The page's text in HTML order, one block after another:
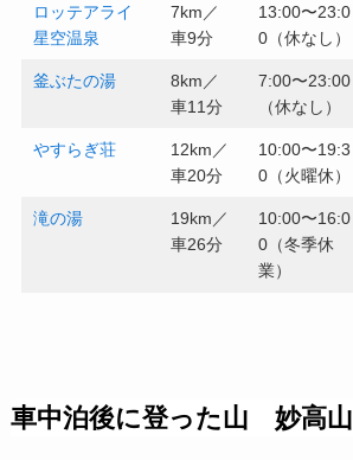
ロッテアライ
星空温泉
7km／
車9分
13:00〜23:0
0（休なし）
釜ぶたの湯
8km／
車11分
7:00〜23:00
（休なし）
やすらぎ荘
12km／
車20分
10:00〜19:3
0（火曜休）
滝の湯
19km／
車26分
10:00〜16:0
0（冬季休
業）
車中泊後に登った山 妙高山